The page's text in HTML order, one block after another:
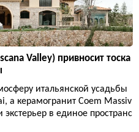
Valley) привносит тоска
итальянской усадьбы
а керамогранит Coem Massiv
в единое пространс